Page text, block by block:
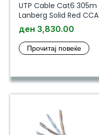
UTP Cable Cat6 305m
Lanberg Solid Red CCA
ден 3,830.00
Прочитај повеќе